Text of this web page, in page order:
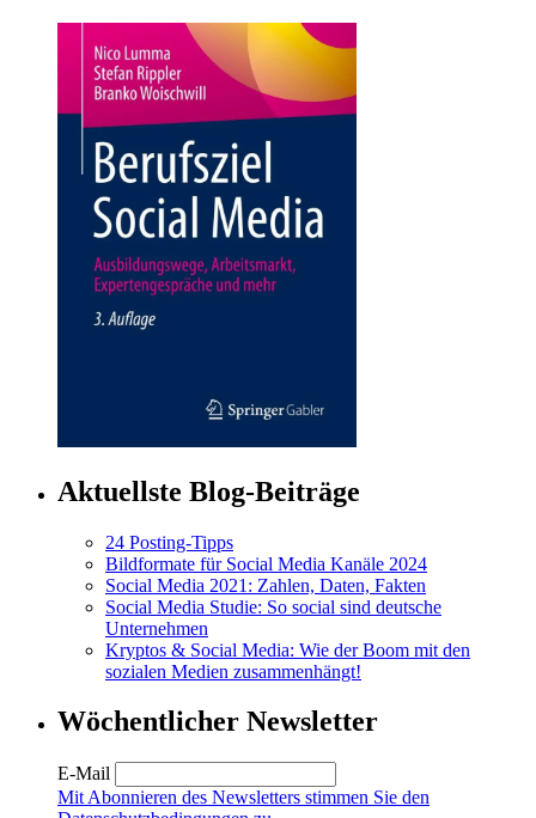
Aktuellste Blog-Beiträge
24 Posting-Tipps
Bildformate für Social Media Kanäle 2024
Social Media 2021: Zahlen, Daten, Fakten
Social Media Studie: So social sind deutsche
Unternehmen
Kryptos & Social Media: Wie der Boom mit den
sozialen Medien zusammenhängt!
Wöchentlicher Newsletter
E-Mail
Mit Abonnieren des Newsletters stimmen Sie den